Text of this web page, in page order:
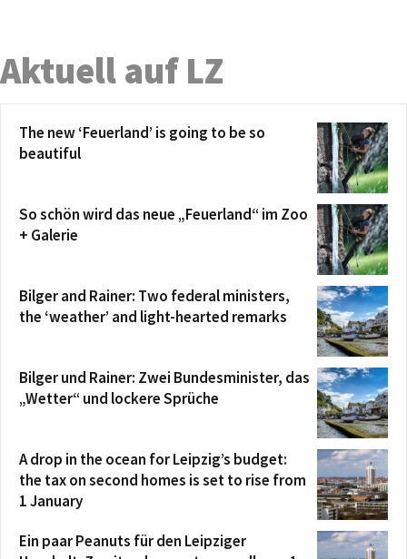
Aktuell auf LZ
The new ‘Feuerland’ is going to be so
beautiful
So schön wird das neue „Feuerland“ im Zoo
+ Galerie
Bilger and Rainer: Two federal ministers,
the ‘weather’ and light-hearted remarks
Bilger und Rainer: Zwei Bundesminister, das
„Wetter“ und lockere Sprüche
A drop in the ocean for Leipzig’s budget:
the tax on second homes is set to rise from
1 January
Ein paar Peanuts für den Leipziger